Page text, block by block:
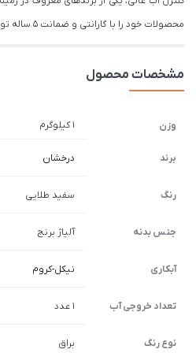
محصولات خود را با گارانتی و ضمانت 5 ساله تولید می کند.
مشخصات محصول
وزن 1 کیلوگرم
برند درخشان
رنگ سفید طلایی
جنس بدنه آلیاژ برنج
آبکاری نیکل-کروم
تعداد خروجی آب 1 عدد
نوع رنگ براق